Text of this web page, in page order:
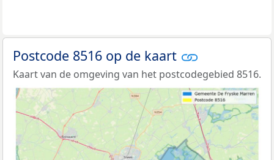
Postcode 8516 op de kaart
Kaart van de omgeving van het postcodegebied 8516.